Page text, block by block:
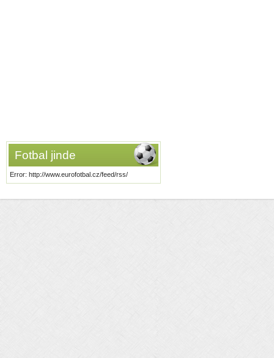
Fotbal jinde
Error: http://www.eurofotbal.cz/feed/rss/